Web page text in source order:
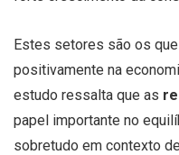
Estes setores são os
positivamente na
estudo ressalta que as
papel importante no
sobretudo em contexto